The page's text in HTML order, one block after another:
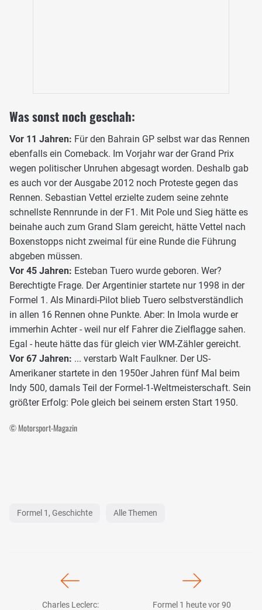
Was sonst noch geschah:
Vor 11 Jahren: Für den Bahrain GP selbst war das Rennen
ebenfalls ein Comeback. Im Vorjahr war der Grand Prix
wegen politischer Unruhen abgesagt worden. Deshalb gab
es auch vor der Ausgabe 2012 noch Proteste gegen das
Rennen. Sebastian Vettel erzielte zudem seine zehnte
schnellste Rennrunde in der F1. Mit Pole und Sieg hätte es
beinahe auch zum Grand Slam gereicht, hätte Vettel nach
Boxenstopps nicht zweimal für eine Runde die Führung
abgeben müssen.
Vor 45 Jahren: Esteban Tuero wurde geboren. Wer?
Berechtigte Frage. Der Argentinier startete nur 1998 in der
Formel 1. Als Minardi-Pilot blieb Tuero selbstverständlich
in allen 16 Rennen ohne Punkte. Aber: In Imola wurde er
immerhin Achter - weil nur elf Fahrer die Zielflagge sahen.
Egal - heute hätte das für gleich vier WM-Zähler gereicht.
Vor 67 Jahren: ... verstarb Walt Faulkner. Der US-
Amerikaner startete in den 1950er Jahren fünf Mal beim
Indy 500, damals Teil der Formel-1-Weltmeisterschaft. Sein
größter Erfolg: Pole gleich bei seinem ersten Start 1950.
© Motorsport-Magazin
Formel 1, Geschichte Alle Themen
Charles Leclerc:
Formel 1 heute vor 90